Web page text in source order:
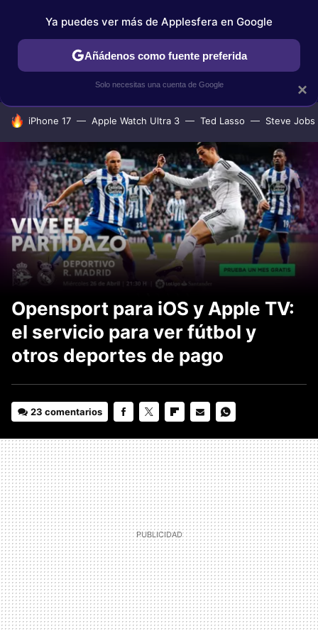
IPHONE TUTORIALES APPLESFERA SELECCIÓN
HOY SE HABLA DE
iPhone 17 Apple Watch Ultra 3 Ted Lasso Steve Jobs
Opensport para iOS y Apple TV:
el servicio para ver fútbol y
otros deportes de pago
23 comentarios
MAIL
×
Ya puedes ver más de Applesfera en Google
Añádenos como fuente preferida
Solo necesitas una cuenta de Google